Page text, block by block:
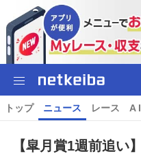
トップ ニュース レース A I
【皐月賞1週前追い